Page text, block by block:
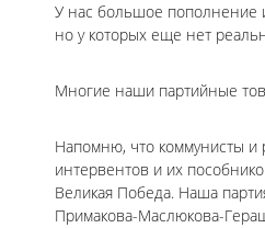
У нас большое пополнение
но у которых еще нет
Многие наши партийные
Напомню, что коммунисты и
интервентов и их
Великая Победа. Наша
Примакова-Маслюкова-